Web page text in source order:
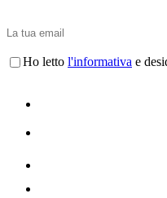
Ho letto l'informativa e